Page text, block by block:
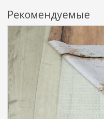
Рекомендуемые